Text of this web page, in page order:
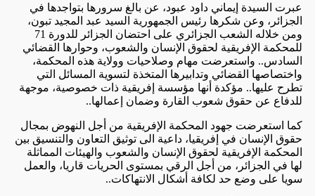
عبرت السيدة إيماني داود عبود، عن بالغ سرورها بتواجدها في
الجزائر، وعن شكرها رئيس الجمهورية السيد عبد المجيد تبون،
ومن خلاله الشعب الجزائري على احتضان الجزائر للدورة 71
للمحكمة الإفريقية لحقوق الإنسان والشعوب، وحوارها القضائي
السادس.. واستعرضت مهام وصلاحيات وولاية هذه المحكمة،
واختصاصها القضائي وتدابيرها المتخذة لتسوية المسائل التي
تطرح عليها.. مؤكدة أنها مؤسسة إفريقية ذات خصوصية، موجهة
للدفاع عن حقوق شعوب القارة وضمان إعمالها..
كما استعرضت جهود المحكمة الإفريقية من أجل النهوض بمجال
حقوق الإنسان في إفريقيا، داعية الى توثيق التعاون والتنسيق بين
المحكمة الإفريقية لحقوق الإنسان والشعوب والهيئات المماثلة
لها في الجزائر، من أجل الرقي بمستوى الحريات قاريا، والعمل
سويا على وضع حد لكافة أشكال الانتهاكات..